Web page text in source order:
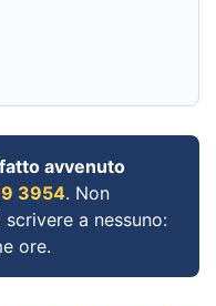
avvenuto
3954. Non
a nessuno:
ore.